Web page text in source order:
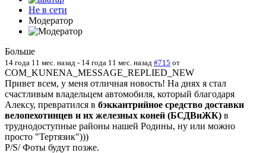
Не в сети
Модератор
Больше
14 года 11 мес. назад - 14 года 11 мес. назад #715 от
COM_KUNENA_MESSAGE_REPLIED_NEW
Привет всем, у меня отличная новость! На днях я стал
счастливым владельцем автомобиля, который благодаря
Алексу, превратился в бэккантрийное средство доставки
велопехотинцев и их железных коней (БСДВиЖК) в
труднодоступные районы нашей Родины, ну или можно
просто "Тертязик")))
P/S/ Фоты будут позже.